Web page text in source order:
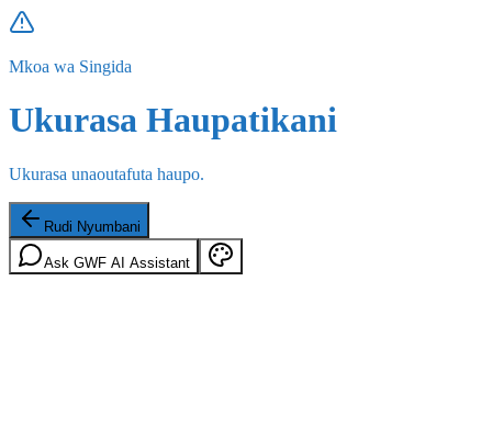
Mkoa wa Singida
Ukurasa Haupatikani
Ukurasa unaoutafuta haupo.
Rudi Nyumbani
Ask GWF AI Assistant